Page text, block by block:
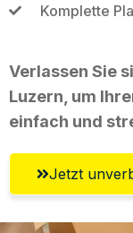
Komplette
Verlassen Sie
Luzern, um
einfach und
Jetzt